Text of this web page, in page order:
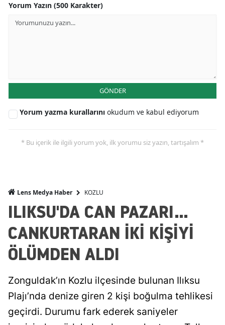
Yorum Yazın (500 Karakter)
GÖNDER
Yorum yazma kurallarını okudum ve kabul ediyorum
* Bu içerik ile ilgili yorum yok, ilk yorumu siz yazın, tartışalım *
Lens Medya Haber KOZLU
ILIKSU'DA CAN PAZARI...
CANKURTARAN İKİ KİŞİYİ
ÖLÜMDEN ALDI
Zonguldak’ın Kozlu ilçesinde bulunan Ilıksu
Plajı’nda denize giren 2 kişi boğulma tehlikesi
geçirdi. Durumu fark ederek saniyeler